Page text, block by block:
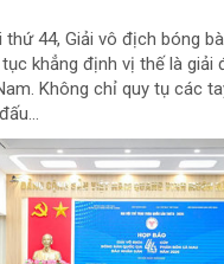
thứ 44, Giải vô địch bóng
khẳng định vị thế là giải
Không chỉ quy tụ các